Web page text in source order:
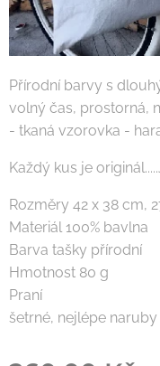
Přírodní barvy s
volný čas, prostorná,
- tkaná vzorovka -
Každý kus je
Rozměry 42 x 38 cm,
Materiál 100% bavlna
Barva tašky přírodní
Hmotnost 80 g
Praní
šetrné, nejlépe naruby